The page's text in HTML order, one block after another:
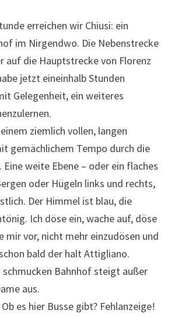
erreichen wir Chiusi: ein
im Nirgendwo. Die Nebenstrecke
auf die Hauptstrecke von Florenz
jetzt eineinhalb Stunden
Gelegenheit, ein weiteres
ziemlich vollen, langen
gemächlichem Tempo durch die
weite Ebene – oder ein flaches
oder Hügeln links und rechts,
Der Himmel ist blau, die
Ich döse ein, wache auf, döse
mir vor, nicht mehr einzudösen und
bald der halt Attigliano.
Bahnhof steigt außer
aus.
es hier Busse gibt? Fehlanzeige!